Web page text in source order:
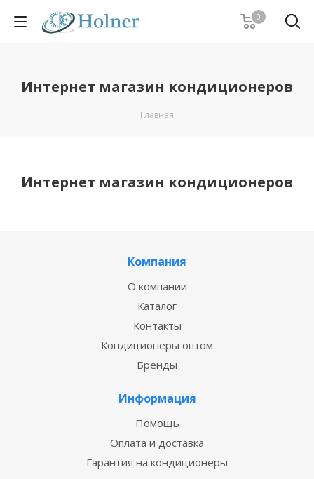
0
Интернет магазин кондиционеров
Главная
Интернет магазин кондиционеров
Компания
О компании
Каталог
Контакты
Кондиционеры оптом
Бренды
Информация
Помощь
Оплата и доставка
Гарантия на кондиционеры